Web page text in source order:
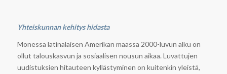
Yhteiskunnan kehitys hidasta
Monessa latinalaisen Amerikan maassa 2000-luvun alku on
ollut talouskasvun ja sosiaalisen nousun aikaa. Luvattujen
uudistuksien hitauteen kyllästyminen on kuitenkin yleistä,